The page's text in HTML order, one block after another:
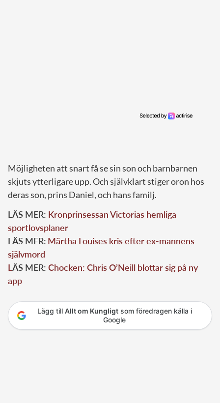
Möjligheten att snart få se sin son och barnbarnen
skjuts ytterligare upp. Och självklart stiger oron hos
deras son, prins Daniel, och hans familj.
LÄS MER: Kronprinsessan Victorias hemliga
sportlovsplaner
LÄS MER: Märtha Louises kris efter ex-mannens
självmord
L ÄS MER: Chocken: Chris O’Neill blottar sig på ny
app
Lägg till Allt om Kungligtsom föredragen källa i
Google